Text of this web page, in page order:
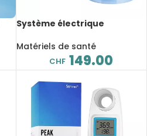
Système électrique
SaltPods, lavage des sinus
Matériels de santé
CHF 149.00